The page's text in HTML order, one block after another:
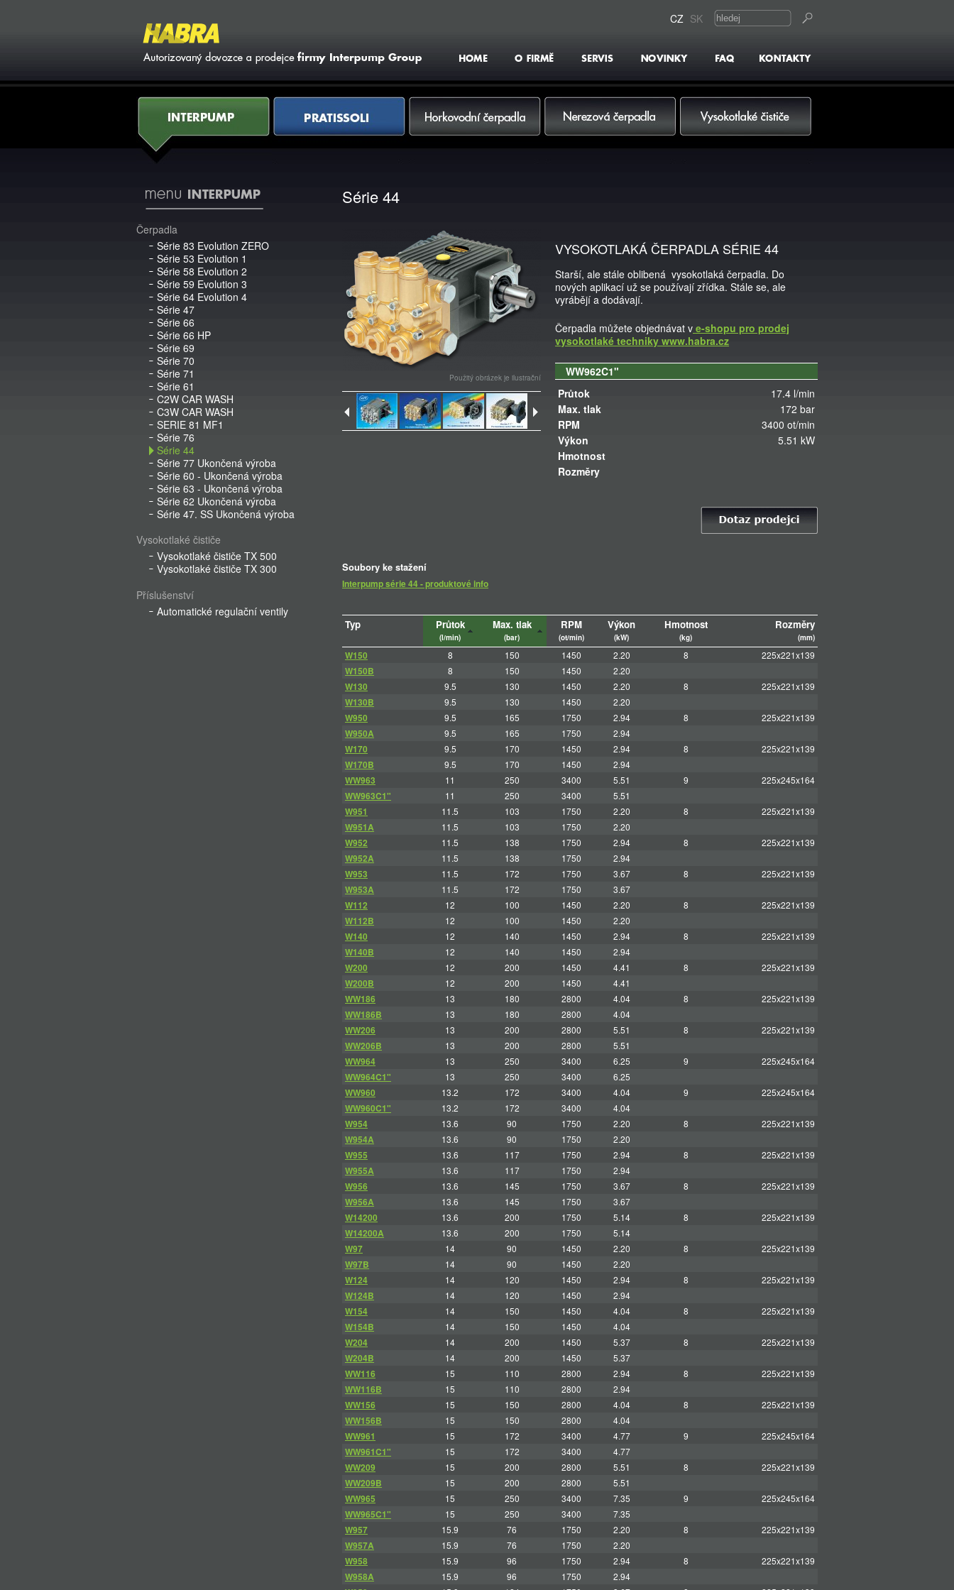
CZ SK
Interpump Pratissoli Horkovodní čerpadla Nerezová čerpadla Vysokotlaké čističe
Série 44
Použitý obrázek je ilustrační
VYSOKOTLAKÁ ČERPADLA SÉRIE 44
Starší, ale stále oblibená vysokotlaká čerpadla. Do
nových aplikací už se používají zřídka. Stále se, ale
vyrábějí a dodávají.
Čerpadla můžete objednávat v e-shopu pro prodej
vysokotlaké techniky www.habra.cz
WW962C1"
Průtok
17.4 l/min
Max. tlak
172 bar
RPM
3400 ot/min
Výkon
5.51 kW
Hmotnost
Rozměry
Kontakt na prodejce
Soubory ke stažení
Interpump série 44 - produktové info
Typ Průtok
(l/min)
Max. tlak
(bar)
RPM
(ot/min)
Výkon
(kW)
Hmotnost
(kg)
Rozměry
(mm)
W150 8 150 1450 2.20 8 225x221x139
W150B 8 150 1450 2.20
W130 9.5 130 1450 2.20 8 225x221x139
W130B 9.5 130 1450 2.20
W950 9.5 165 1750 2.94 8 225x221x139
W950A 9.5 165 1750 2.94
W170 9.5 170 1450 2.94 8 225x221x139
W170B 9.5 170 1450 2.94
WW963 11 250 3400 5.51 9 225x245x164
WW963C1" 11 250 3400 5.51
W951 11.5 103 1750 2.20 8 225x221x139
W951A 11.5 103 1750 2.20
W952 11.5 138 1750 2.94 8 225x221x139
W952A 11.5 138 1750 2.94
W953 11.5 172 1750 3.67 8 225x221x139
W953A 11.5 172 1750 3.67
W112 12 100 1450 2.20 8 225x221x139
W112B 12 100 1450 2.20
W140 12 140 1450 2.94 8 225x221x139
W140B 12 140 1450 2.94
W200 12 200 1450 4.41 8 225x221x139
W200B 12 200 1450 4.41
WW186 13 180 2800 4.04 8 225x221x139
WW186B 13 180 2800 4.04
WW206 13 200 2800 5.51 8 225x221x139
WW206B 13 200 2800 5.51
WW964 13 250 3400 6.25 9 225x245x164
WW964C1" 13 250 3400 6.25
WW960 13.2 172 3400 4.04 9 225x245x164
WW960C1" 13.2 172 3400 4.04
W954 13.6 90 1750 2.20 8 225x221x139
W954A 13.6 90 1750 2.20
W955 13.6 117 1750 2.94 8 225x221x139
W955A 13.6 117 1750 2.94
W956 13.6 145 1750 3.67 8 225x221x139
W956A 13.6 145 1750 3.67
W14200 13.6 200 1750 5.14 8 225x221x139
W14200A 13.6 200 1750 5.14
W97 14 90 1450 2.20 8 225x221x139
W97B 14 90 1450 2.20
W124 14 120 1450 2.94 8 225x221x139
W124B 14 120 1450 2.94
W154 14 150 1450 4.04 8 225x221x139
W154B 14 150 1450 4.04
W204 14 200 1450 5.37 8 225x221x139
W204B 14 200 1450 5.37
WW116 15 110 2800 2.94 8 225x221x139
WW116B 15 110 2800 2.94
WW156 15 150 2800 4.04 8 225x221x139
WW156B 15 150 2800 4.04
WW961 15 172 3400 4.77 9 225x245x164
WW961C1" 15 172 3400 4.77
WW209 15 200 2800 5.51 8 225x221x139
WW209B 15 200 2800 5.51
WW965 15 250 3400 7.35 9 225x245x164
WW965C1" 15 250 3400 7.35
W957 15.9 76 1750 2.20 8 225x221x139
W957A 15.9 76 1750 2.20
W958 15.9 96 1750 2.94 8 225x221x139
W958A 15.9 96 1750 2.94
Čerpadla
Série 83 Evolution ZERO
Série 53 Evolution 1
Série 58 Evolution 2
Série 59 Evolution 3
Série 64 Evolution 4
Série 47
Série 66
Série 66 HP
Série 69
Série 70
Série 71
Série 61
C2W CAR WASH
C3W CAR WASH
SERIE 81 MF1
Série 76
Série 44
Série 77 Ukončená výroba
Série 60 - Ukončená výroba
Série 63 - Ukončená výroba
Série 62 Ukončená výroba
Série 47. SS Ukončená výroba
Vysokotlaké čističe
Vysokotlaké čističe TX 500
Vysokotlaké čističe TX 300
Příslušenství
Automatické regulační ventily